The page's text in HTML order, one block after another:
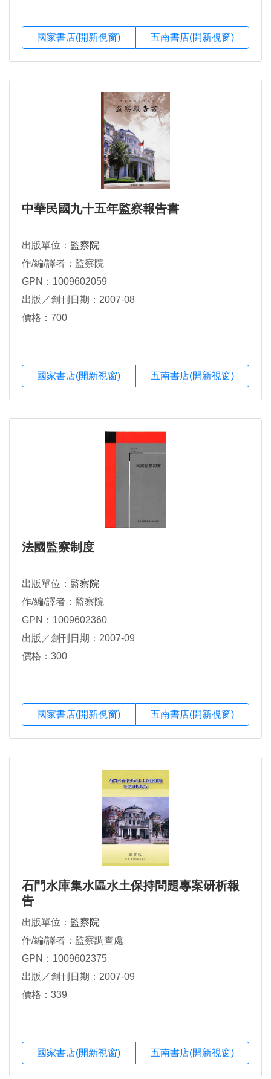
國家書店(開新視窗) 五南書店(開新視窗)
中華民國九十五年監察報告書
出版單位： 監察院
作/編/譯者：監察院
GPN：1009602059
出版／創刊日期：2007-08
價格：700
國家書店(開新視窗) 五南書店(開新視窗)
法國監察制度
出版單位： 監察院
作/編/譯者：監察院
GPN：1009602360
出版／創刊日期：2007-09
價格：300
國家書店(開新視窗) 五南書店(開新視窗)
石門水庫集水區水土保持問題專案研析報
告
出版單位： 監察院
作/編/譯者：監察調查處
GPN：1009602375
出版／創刊日期：2007-09
價格：339
國家書店(開新視窗) 五南書店(開新視窗)